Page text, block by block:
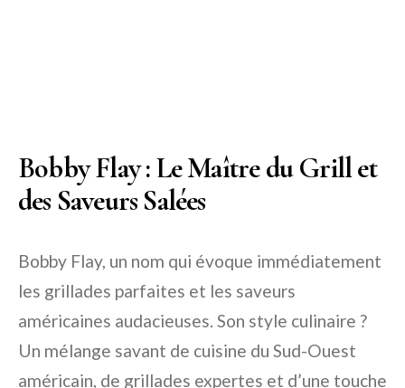
Bobby Flay : Le Maître du Grill et
des Saveurs Salées
Bobby Flay, un nom qui évoque immédiatement
les grillades parfaites et les saveurs
américaines audacieuses. Son style culinaire ?
Un mélange savant de cuisine du Sud-Ouest
américain, de grillades expertes et d’une touche